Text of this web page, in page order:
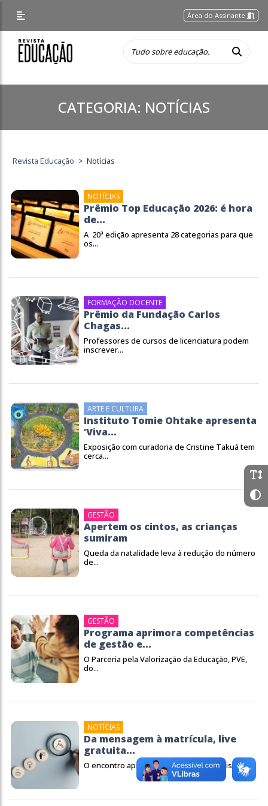
Área do Assinante
CATEGORIA: NOTÍCIAS
Revista Educação > Notícias
NOTÍCIAS
Prêmio Top Educação 2026: é hora
de...
A 20ª edição apresenta 28 categorias para que
os...
FORMAÇÃO DOCENTE
Prêmio da Fundação Carlos
Chagas...
Professores de cursos de licenciatura podem
inscrever...
ARTE E CULTURA
Instituto Tomie Ohtake apresenta
‘Viva...
Exposição com curadoria de Cristine Takuá tem
cerca...
GESTÃO
Apertem os cintos, as crianças
sumiram
Queda da natalidade leva à redução do número
de...
GESTÃO
Programa aprimora competências
de gestão e...
O Parceria pela Valorização da Educação, PVE,
do...
NOTÍCIAS
Da mensagem à matrícula, live
gratuita...
O encontro apresentará ações aplicáveis à...